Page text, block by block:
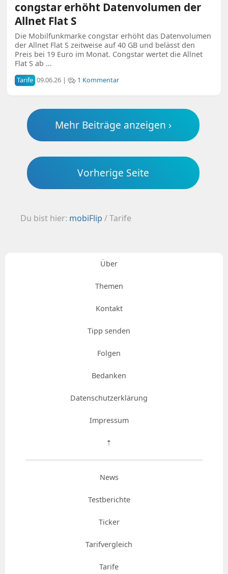
congstar erhöht Datenvolumen der
Allnet Flat S
Die Mobilfunkmarke congstar erhöht das Datenvolumen
der Allnet Flat S zeitweise auf 40 GB und belässt den
Preis bei 19 Euro im Monat. Congstar wertet die Allnet
Flat S ab …
Tarife 09.06.26 | 1 Kommentar
Mehr Beiträge anzeigen ›
Vorherige Seite
Du bist hier: mobiFlip /Tarife
Über
Themen
Kontakt
Tipp senden
Folgen
Bedanken
Datenschutzerklärung
Impressum
⇡
News
Testberichte
Ticker
Tarifvergleich
Tarife